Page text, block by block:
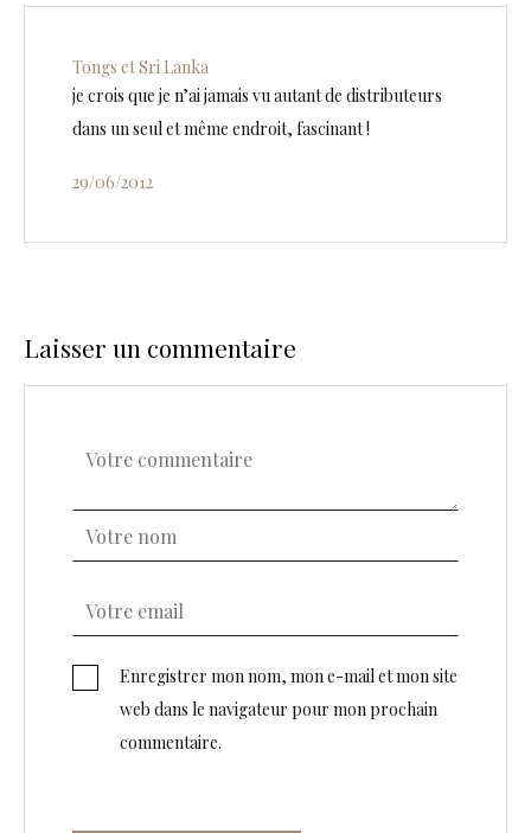
Tongs et Sri Lanka
je crois que je n’ai jamais vu autant de distributeurs
dans un seul et même endroit, fascinant !
29/06/2012
Laisser un commentaire
Enregistrer mon nom, mon e-mail et mon site
web dans le navigateur pour mon prochain
commentaire.